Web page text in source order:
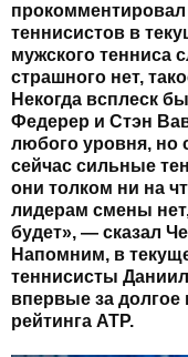
прокомментировал
теннисистов в
мужского тенниса
страшного нет,
Некогда всплеск
Федерер и Стэн
любого уровня, но
сейчас сильные
они толком ни на
лидерам смены нет,
будет», — сказал
Напомним, в
теннисисты
впервые за долгое
рейтинга ATP.